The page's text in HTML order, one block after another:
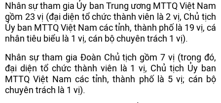
Nhân sự tham gia Ủy ban Trung ương MTTQ Việt Nam
gồm 23 vị (đại diện tổ chức thành viên là 2 vị, Chủ tịch
Ủy ban MTTQ Việt Nam các tỉnh, thành phố là 19 vị, cá
nhân tiêu biểu là 1 vị, cán bộ chuyên trách 1 vị).
Nhân sự tham gia Đoàn Chủ tịch gồm 7 vị (trong đó,
đại diện tổ chức thành viên là 1 vị, Chủ tịch Ủy ban
MTTQ Việt Nam các tỉnh, thành phố là 5 vị; cán bộ
chuyên trách là 1 vị).